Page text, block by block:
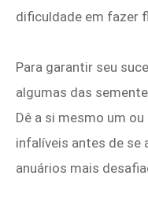
dificuldade em fazer
Para garantir seu
algumas das
Dê a si mesmo um
infalíveis antes de se
anuários mais